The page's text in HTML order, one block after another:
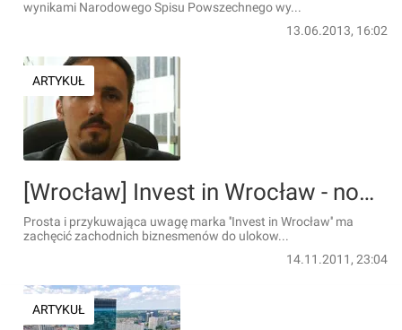
wynikami Narodowego Spisu Powszechnego wy...
13.06.2013, 16:02
ARTYKUŁ
[Wrocław] Invest in Wrocław - nowy pomysł na promocję miasta za granicą
Prosta i przykuwająca uwagę marka ''Invest in Wrocław'' ma
zachęcić zachodnich biznesmenów do ulokow...
14.11.2011, 23:04
ARTYKUŁ